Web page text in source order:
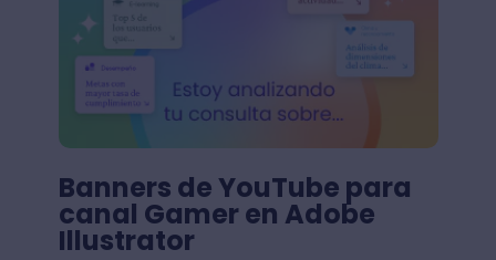
Banners de YouTube para
canal Gamer en Adobe
Illustrator